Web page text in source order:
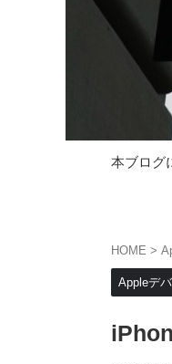
本ブログ
HOME >
Appleデ